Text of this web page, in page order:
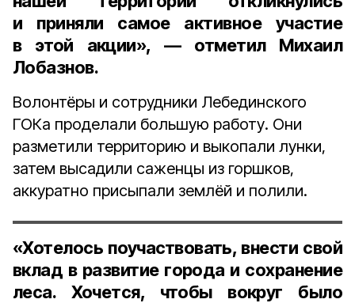
и приняли самое активное участие
в этой акции», — отметил Михаил
Лобазнов.
Волонтёры и сотрудники Лебединского
ГОКа проделали большую работу. Они
разметили территорию и выкопали лунки,
затем высадили саженцы из горшков,
аккуратно присыпали землёй и полили.
«Хотелось поучаствовать, внести свой
вклад в развитие города и сохранение
леса. Хочется, чтобы вокруг было